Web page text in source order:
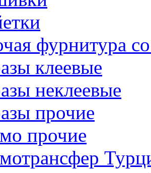
фурнитура
клеевые
неклеевые
прочие
прочие